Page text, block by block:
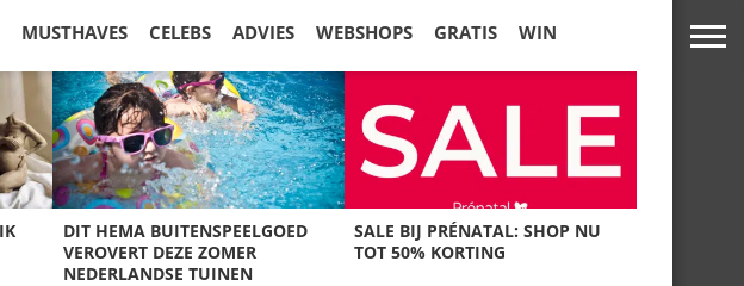
MUSTHAVES CELEBS ADVIES WEBSHOPS GRATIS WIN
DIT HEMA BUITENSPEELGOED
VEROVERT DEZE ZOMER
NEDERLANDSE TUINEN
SALE BIJ PRÉNATAL: SHOP NU
TOT 50% KORTING